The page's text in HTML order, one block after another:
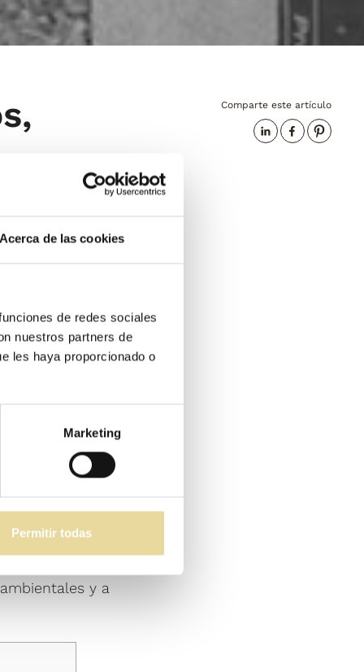
de las cookies
de redes sociales
nuestros partners de
les haya proporcionado o
Marketing
Permitir todas
Comparte este artículo
en distintas
inmueble
funciones
los efectos del
parte,
y
clásica,
etc.) y
y a